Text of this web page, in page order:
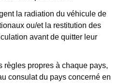
la radiation du véhicule de
ou/et la restitution des
avant de quitter leur
règles propres à chaque pays,
consulat du pays concerné en